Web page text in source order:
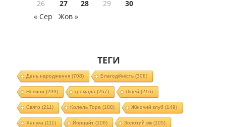
26
27 28 29
30
« Сер
Жов »
ТЕГИ
День народження(708) Благодійність (308)
Новини (299) громада (267) Ліцей (216)
Свято (211) Колель Тора (188) Жіночий клуб (149)
Ханука (111) Йорцайт (108) Золотий вік(105)